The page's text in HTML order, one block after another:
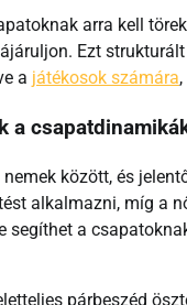
arra kell
Ezt
a játékosok számára
a
között, és
alkalmazni, míg a
segíthet a
párbeszéd